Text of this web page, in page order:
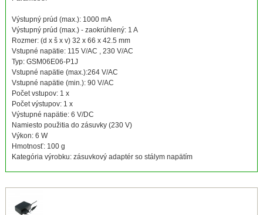
Výstupný prúd (max.): 1000 mA
Výstupný prúd (max.) - zaokrúhlený: 1 A
Rozmer: (d x š x v) 32 x 66 x 42.5 mm
Vstupné napätie: 115 V/AC , 230 V/AC
Typ: GSM06E06-P1J
Vstupné napätie (max.):264 V/AC
Vstupné napätie (min.): 90 V/AC
Počet vstupov: 1 x
Počet výstupov: 1 x
Výstupné napätie: 6 V/DC
Namiesto použitia do zásuvky (230 V)
Výkon: 6 W
Hmotnosť: 100 g
Kategória výrobku: zásuvkový adaptér so stálym napätím